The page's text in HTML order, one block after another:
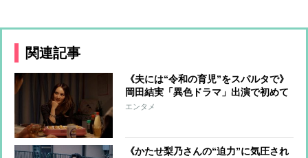
関連記事
《夫には“令和の育児”をスパルタで》
岡田結実「異色ドラマ」出演で初めて
明かした「育児の哲学」【インタビュ
エンタメ
《かたせ梨乃さんの“迫力”に気圧され